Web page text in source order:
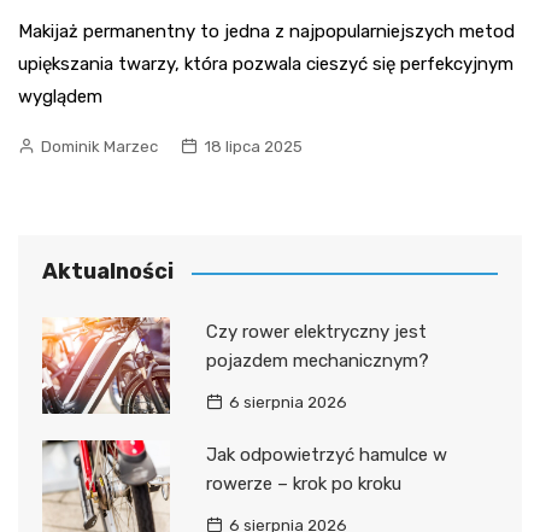
Makijaż permanentny to jedna z najpopularniejszych metod
upiększania twarzy, która pozwala cieszyć się perfekcyjnym
wyglądem
Dominik Marzec 18 lipca 2025
Aktualności
Czy rower elektryczny jest
pojazdem mechanicznym?
6 sierpnia 2026
Jak odpowietrzyć hamulce w
rowerze – krok po kroku
6 sierpnia 2026